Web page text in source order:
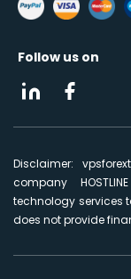
Follow us on
Disclaimer:
company
technology services
does not provide